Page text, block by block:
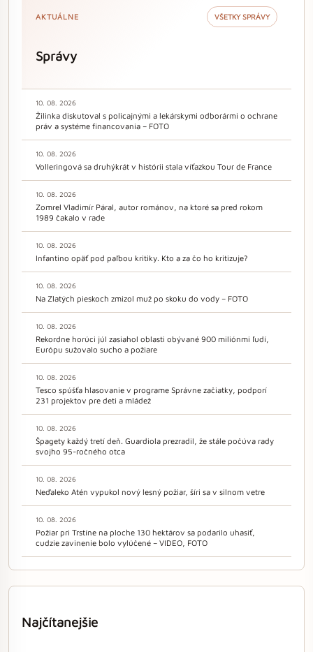
AKTUÁLNE VŠETKY SPRÁVY
Správy
10. 08. 2026
Žilinka diskutoval s policajnými a lekárskymi odborármi o ochrane
práv a systéme financovania – FOTO
10. 08. 2026
Volleringová sa druhýkrát v histórii stala víťazkou Tour de France
10. 08. 2026
Zomrel Vladimír Páral, autor románov, na ktoré sa pred rokom
1989 čakalo v rade
10. 08. 2026
Infantino opäť pod paľbou kritiky. Kto a za čo ho kritizuje?
10. 08. 2026
Na Zlatých pieskoch zmizol muž po skoku do vody – FOTO
10. 08. 2026
Rekordne horúci júl zasiahol oblasti obývané 900 miliónmi ľudí,
Európu sužovalo sucho a požiare
10. 08. 2026
Tesco spúšťa hlasovanie v programe Správne začiatky, podporí
231 projektov pre deti a mládež
10. 08. 2026
Špagety každý tretí deň. Guardiola prezradil, že stále počúva rady
svojho 95-ročného otca
10. 08. 2026
Neďaleko Atén vypukol nový lesný požiar, šíri sa v silnom vetre
10. 08. 2026
Požiar pri Trstíne na ploche 130 hektárov sa podarilo uhasiť,
cudzie zavinenie bolo vylúčené – VIDEO, FOTO
Najčítanejšie